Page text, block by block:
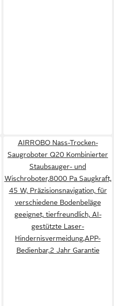
AIRROBO Nass-Trocken-
Saugroboter Q20 Kombinierter
Staubsauger- und
Wischroboter,8000 Pa Saugkraft,
45 W, Präzisionsnavigation, für
verschiedene Bodenbeläge
geeignet, tierfreundlich, AI-
gestützte Laser-
Hindernisvermeidung,APP-
Bedienbar,2 Jahr Garantie